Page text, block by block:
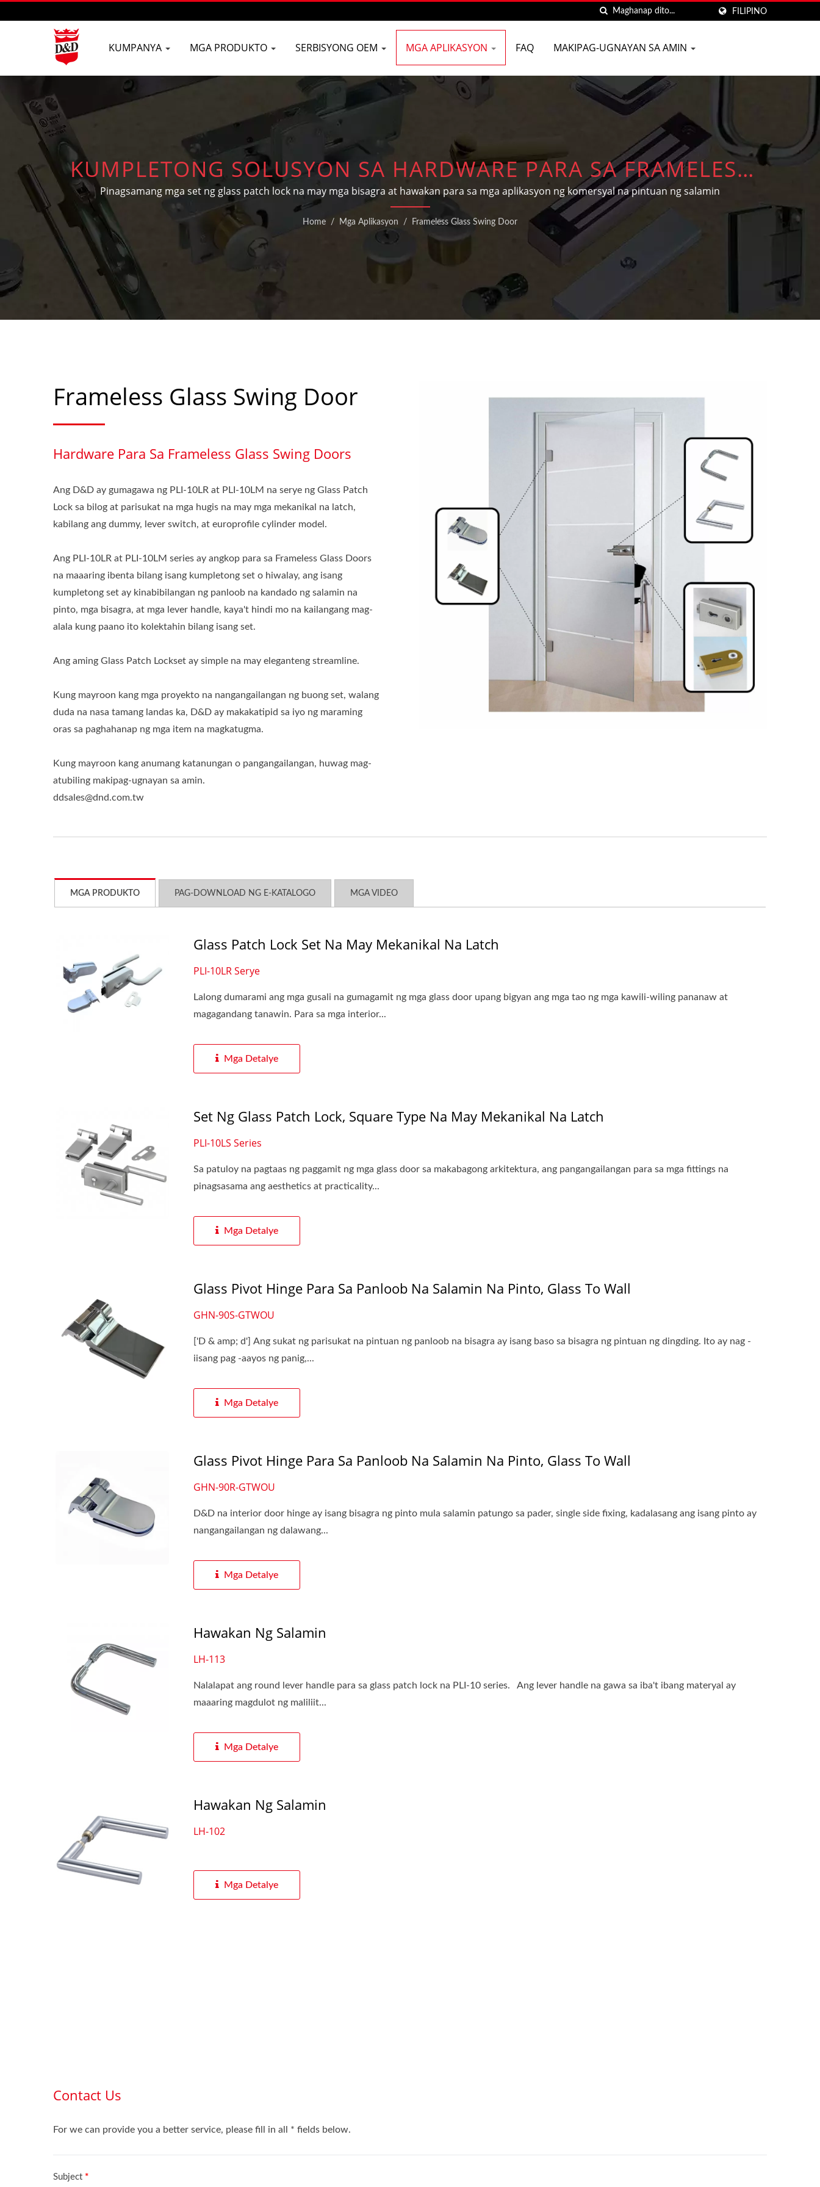
FILIPINO
KUMPANYA MGA PRODUKTO SERBISYONG OEM MGA APLIKASYON FAQ MAKIPAG-UGNAYAN SA AMIN
KUMPLETONG SOLUSYON SA HARDWARE PARA SA FRAMELESS
GLASS SWING DOORS
Pinagsamang mga set ng glass patch lock na may mga bisagra at hawakan para sa mga aplikasyon ng komersyal na pintuan ng salamin
Home / Mga Aplikasyon / Frameless Glass Swing Door
Frameless Glass Swing Door
Hardware Para Sa Frameless Glass Swing Doors
Ang D&D ay gumagawa ng PLI-10LR at PLI-10LM na serye ng Glass Patch
Lock sa bilog at parisukat na mga hugis na may mga mekanikal na latch,
kabilang ang dummy, lever switch, at europrofile cylinder model.
Ang PLI-10LR at PLI-10LM series ay angkop para sa Frameless Glass Doors
na maaaring ibenta bilang isang kumpletong set o hiwalay, ang isang
kumpletong set ay kinabibilangan ng panloob na kandado ng salamin na
pinto, mga bisagra, at mga lever handle, kaya't hindi mo na kailangang mag-
alala kung paano ito kolektahin bilang isang set.
Ang aming Glass Patch Lockset ay simple na may eleganteng streamline.
Kung mayroon kang mga proyekto na nangangailangan ng buong set, walang
duda na nasa tamang landas ka, D&D ay makakatipid sa iyo ng maraming
oras sa paghahanap ng mga item na magkatugma.
Kung mayroon kang anumang katanungan o pangangailangan, huwag mag-
atubiling makipag-ugnayan sa amin.
ddsales@dnd.com.tw
MGA PRODUKTO PAG-DOWNLOAD NG E-KATALOGO MGA VIDEO
Glass Patch Lock Set Na May Mekanikal Na Latch
PLI-10LR Serye
Lalong dumarami ang mga gusali na gumagamit ng mga glass door upang bigyan ang mga tao ng mga kawili-wiling pananaw at
magagandang tanawin. Para sa mga interior...
Mga Detalye
Set Ng Glass Patch Lock, Square Type Na May Mekanikal Na Latch
PLI-10LS Series
Sa patuloy na pagtaas ng paggamit ng mga glass door sa makabagong arkitektura, ang pangangailangan para sa mga fittings na
pinagsasama ang aesthetics at practicality...
Mga Detalye
Glass Pivot Hinge Para Sa Panloob Na Salamin Na Pinto, Glass To Wall
GHN-90S-GTWOU
['D & amp; d'] Ang sukat ng parisukat na pintuan ng panloob na bisagra ay isang baso sa bisagra ng pintuan ng dingding. Ito ay nag -
iisang pag -aayos ng panig,...
Mga Detalye
Glass Pivot Hinge Para Sa Panloob Na Salamin Na Pinto, Glass To Wall
GHN-90R-GTWOU
D&D na interior door hinge ay isang bisagra ng pinto mula salamin patungo sa pader, single side fixing, kadalasang ang isang pinto ay
nangangailangan ng dalawang...
Mga Detalye
Hawakan Ng Salamin
LH-113
Nalalapat ang round lever handle para sa glass patch lock na PLI-10 series. Ang lever handle na gawa sa iba't ibang materyal ay
maaaring magdulot ng maliliit...
Mga Detalye
Hawakan Ng Salamin
LH-102
Mga Detalye